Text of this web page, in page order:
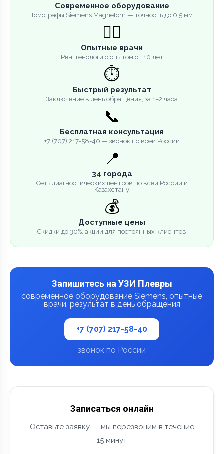
Современное оборудование
Томографы Siemens Magnetom — точность до 0.5 мм
👨‍⚕️
Опытные врачи
Рентгенологи с опытом от 10 лет
⏱️
Быстрый результат
Заключение в день обращения, за 1–2 часа
📞
Бесплатная консультация
+7 (707) 217-58-40 — звонок по всей России
📍
34 города
Сеть диагностических центров по всей России и
Казахстану
💰
Доступные цены
Скидки до 30%, акции для постоянных клиентов
Запишитесь на УЗИ Плевры
современное оборудование Siemens, опытные
врачи, результат в день обращения
+7 (707) 217-58-40
звонок по России
Записаться онлайн
Оставьте заявку — мы перезвоним в течение
15 минут